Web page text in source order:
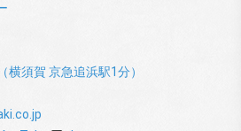
横須賀 京急追浜駅1分）